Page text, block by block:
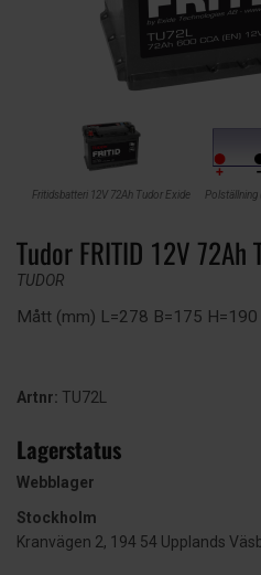
Fritidsbatteri 12V 72Ah Tudor Exide Polställning
Tudor FRITID 12V 72Ah
TUDOR
Mått (mm) L=278 B=175 H=190
Artnr: TU72L
Lagerstatus
Webblager
Stockholm
Kranvägen 2, 194 54 Upplands